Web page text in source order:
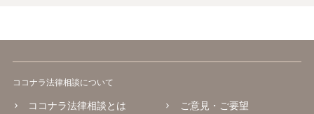
ココナラ法律相談について
ココナラ法律相談とは
ご意見・ご要望